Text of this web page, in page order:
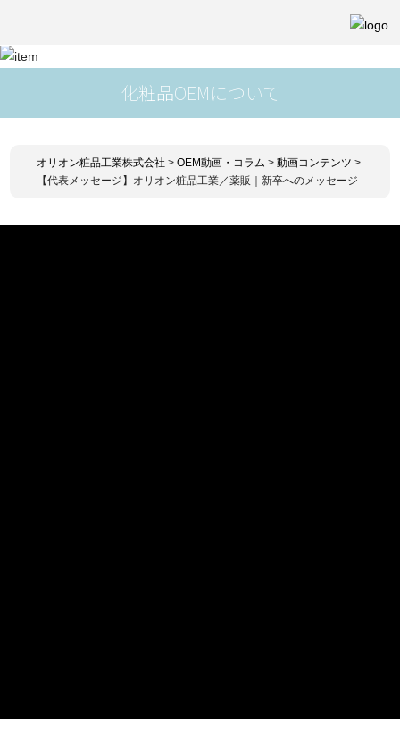
化粧品OEMについて
オリオン粧品工業株式会社 >OEM動画・コラム >動画コンテンツ >
【代表メッセージ】オリオン粧品工業／薬販｜新卒へのメッセージ